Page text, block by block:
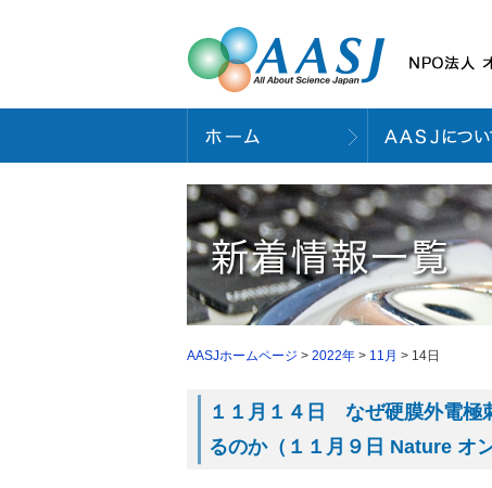
AASJホームページ > 2022年 > 11月 > 14日
１１月１４日 なぜ硬膜外電極
るのか（１１月９日 Nature オ